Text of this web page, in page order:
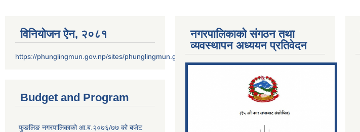
विनियोजन ऐन‚ २०८१
https://phunglingmun.gov.np/sites/phunglingmun.gov.np/files/documents/Al...
Budget and Program
फुङलिङ नगरपालिकाको आ.ब.२०७६/७७ को बजेट
नगरपालिकाको संगठन तथा
व्यवस्थापन अध्ययन प्रतिवेदन